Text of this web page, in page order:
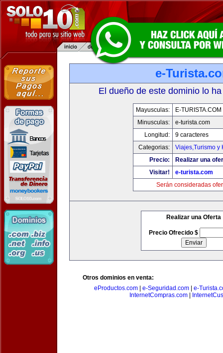
e-
El dueño de este dominio lo
Mayusculas:
E-TURISTA.COM
Minusculas:
e-turista.com
Longitud:
9 caracteres
Categorias:
Viajes,Turismo y
Precio:
Realizar una
Visitar!
e-turista.com
Serán consideradas
Realizar una Oferta
Precio Ofrecido $
Otros dominios en venta:
eProductos.com
e-Seguridad.com
e-
InternetCompras.com